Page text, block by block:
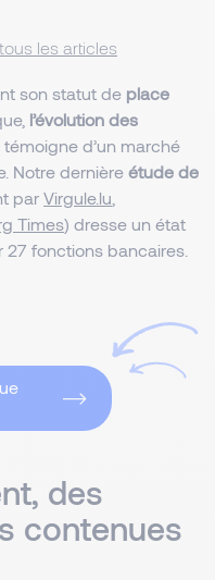
les articles
son statut de place
l’évolution des
témoigne d’un marché
Notre dernière étude de
par Virgule.lu
Times) dresse un état
fonctions bancaires.
des
contenues